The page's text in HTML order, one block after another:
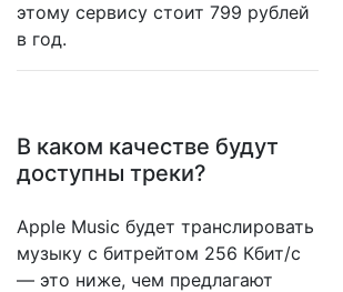
этому сервису стоит 799 рублей
в год.
В каком качестве будут
доступны треки?
Apple Music будет транслировать
музыку с битрейтом 256 Кбит/c
— это ниже, чем предлагают